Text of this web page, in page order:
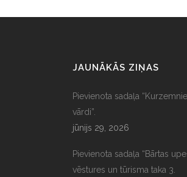
JAUNĀKĀS ZIŅAS
Pievienota sadaļa
vārdi”.
jūnijs 29, 2026
Pievienota sadaļa “Bārtas
vēstures un tūrisma taka 3.